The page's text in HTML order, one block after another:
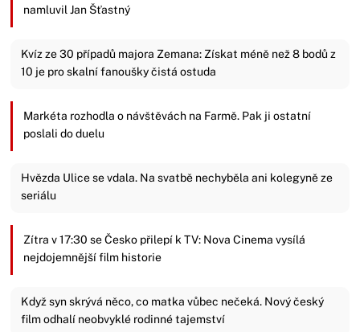
namluvil Jan Šťastný
Kvíz ze 30 případů majora Zemana: Získat méně než 8 bodů z
10 je pro skalní fanoušky čistá ostuda
Markéta rozhodla o návštěvách na Farmě. Pak ji ostatní
poslali do duelu
Hvězda Ulice se vdala. Na svatbě nechyběla ani kolegyně ze
seriálu
Zítra v 17:30 se Česko přilepí k TV: Nova Cinema vysílá
nejdojemnější film historie
Když syn skrývá něco, co matka vůbec nečeká. Nový český
film odhalí neobvyklé rodinné tajemství